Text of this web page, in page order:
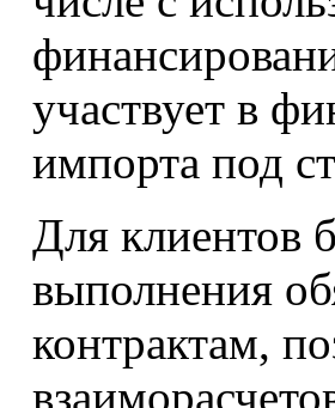
участвует в
импорта под
Для клиентов
выполнения
контрактам,